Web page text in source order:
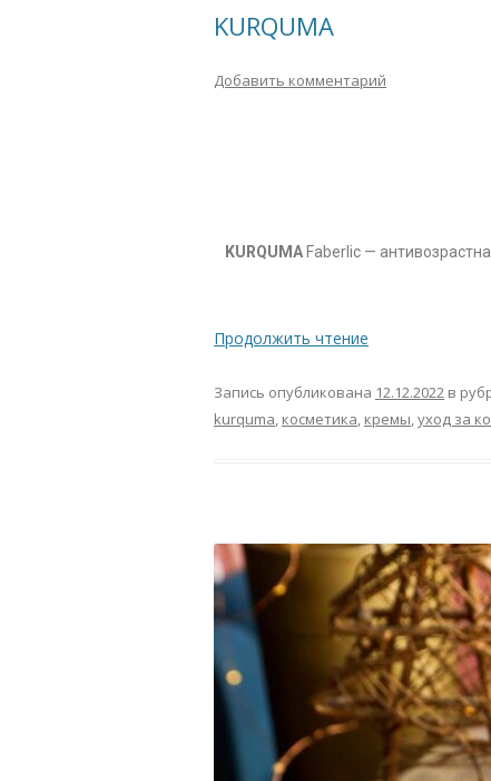
KURQUMA
Добавить комментарий
KURQUMA Faberlic —
Продолжить чтение
Запись опубликована 12.12.2022 в
kurquma, косметика, кремы,уход за